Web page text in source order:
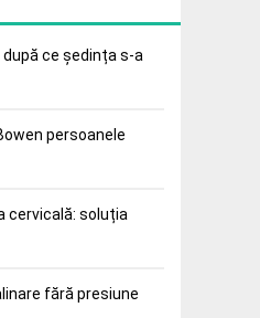
după ce ședința s-a
persoanele
cervicală: soluția
fără presiune